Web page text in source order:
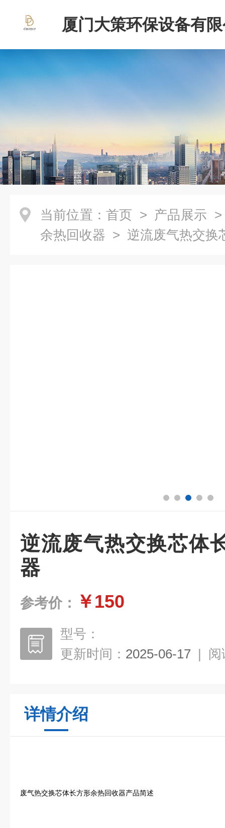
厦门大策环保设备有
当前位置： 首页 > 产品展示
余热回收器 > 逆流废气热交换
逆流废气热交换芯体
器
参考价： ￥150
型号：
更新时间： 2025-06-17 | 阅
详情介绍
废气热交换芯体长方形余热回收器产品简述